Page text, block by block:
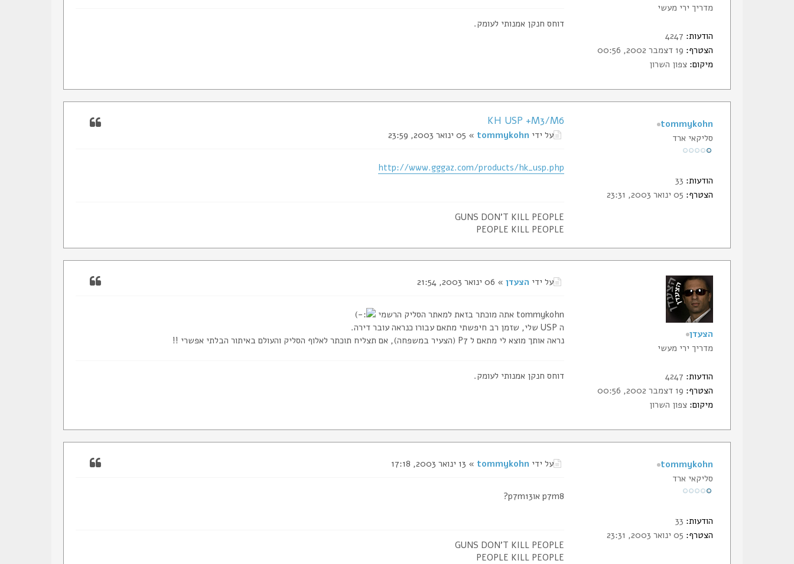
דוחס חנקן אמנותי לעומק.
מדריך ירי מעשי
הודעות:
הצטרף:
מיקום: צפון השרון
KH USP +M3/M6
על ידי tommykohn » 05 ינואר 2003, 23:59
http://www.gggaz.com/products/hk_usp.php
GUNS DON'T KILL PEOPLE
PEOPLE KILL PEOPLE
tommykohn
סליקאי ארד
הודעות:
הצטרף:
על ידי הצעדן » 06 ינואר 2003, 21:54
tommykohn אתה מוכתר בזאת למאתר הסליק הרשמי
ה USP שלי, שזמן רב חיפשתי מתאם עבורו כנראה עובר דירה.
נראה אותך מוצא לי מתאם ל P7 (הצעיר במשפחה), אם תצליח תוכתר לאלוף הסליק והעולם באיתור הבלתי אפשרי !!
דוחס חנקן אמנותי לעומק.
הצעדן
מדריך ירי מעשי
הודעות:
הצטרף:
מיקום: צפון השרון
על ידי tommykohn » 13 ינואר 2003, 17:18
p7m8 אוp7m13?
GUNS DON'T KILL PEOPLE
PEOPLE KILL PEOPLE
tommykohn
סליקאי ארד
הודעות:
הצטרף: